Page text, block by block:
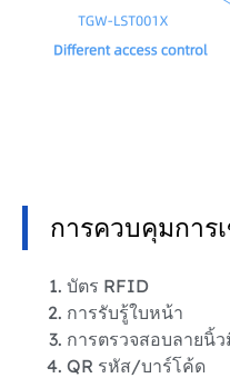
การควบคุมการ
บัตร RFID
การรับรู้ใบหน้า
การตรวจสอบลายนิ้
QR รหัส/บาร์โค้ด